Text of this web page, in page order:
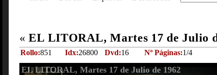
« EL LITORAL, Martes 17 de Julio
Rollo:851 Idx:26800 Dvd:16 Nº Páginas:1/4
EL LITORAL, Martes 17 de Julio de 1962